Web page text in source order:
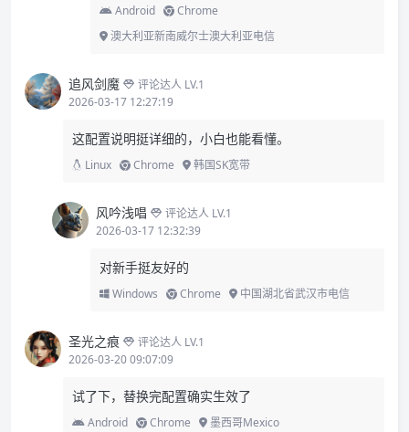
Android
Chrome
澳大利亚新南威尔士澳大利亚电信
追风剑魔
评论达人 LV.1
2026-03-17 12:27:19
这配置说明挺详细的，小白也能看懂。
Linux Chrome 韩国SK宽带
风吟浅唱
评论达人 LV.1
2026-03-17 12:32:39
对新手挺友好的
Windows Chrome 中国湖北省武汉市电信
圣光之痕
评论达人 LV.1
2026-03-20 09:07:09
试了下，替换完配置确实生效了
Android Chrome 墨西哥Mexico